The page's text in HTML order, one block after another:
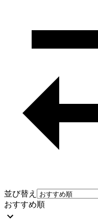
並び替え
おすすめ順